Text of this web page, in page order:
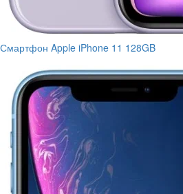
Смартфон Apple iPhone 11 128GB